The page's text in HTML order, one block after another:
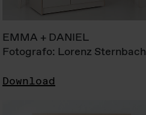
EMMA + DANIEL
Fotografo: Lorenz Sternbach
Download